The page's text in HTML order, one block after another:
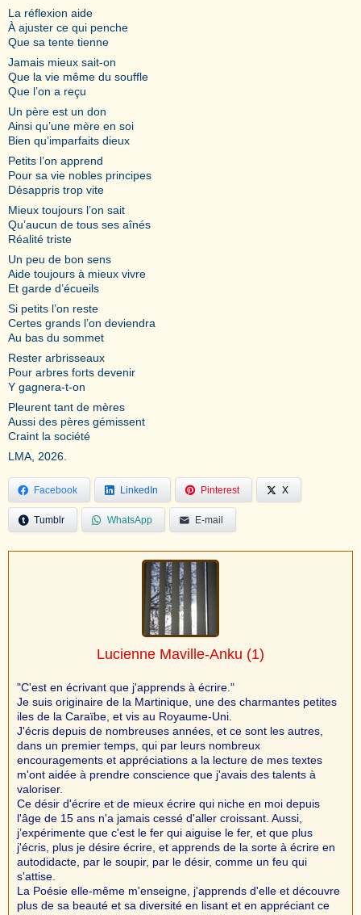
La réflexion aide
À ajuster ce qui penche
Que sa tente tienne
Jamais mieux sait-on
Que la vie même du souffle
Que l’on a reçu
Un père est un don
Ainsi qu’une mère en soi
Bien qu’imparfaits dieux
Petits l’on apprend
Pour sa vie nobles principes
Désappris trop vite
Mieux toujours l’on sait
Qu’aucun de tous ses aînés
Réalité triste
Un peu de bon sens
Aide toujours à mieux vivre
Et garde d’écueils
Si petits l’on reste
Certes grands l’on deviendra
Au bas du sommet
Rester arbrisseaux
Pour arbres forts devenir
Y gagnera-t-on
Pleurent tant de mères
Aussi des pères gémissent
Craint la société
LMA, 2026.
Facebook LinkedIn Pinterest X
Tumblr WhatsApp E-mail
Lucienne Maville-Anku (1)
"C'est en écrivant que j'apprends à écrire."
Je suis originaire de la Martinique, une des charmantes petites
iles de la Caraïbe, et vis au Royaume-Uni.
J'écris depuis de nombreuses années, et ce sont les autres,
dans un premier temps, qui par leurs nombreux
encouragements et appréciations a la lecture de mes textes
m'ont aidée à prendre conscience que j'avais des talents à
valoriser.
Ce désir d'écrire et de mieux écrire qui niche en moi depuis
l'âge de 15 ans n'a jamais cessé d'aller croissant. Aussi,
j’expérimente que c'est le fer qui aiguise le fer, et que plus
j'écris, plus je désire écrire, et apprends de la sorte à écrire en
autodidacte, par le soupir, par le désir, comme un feu qui
s'attise.
La Poésie elle-même m'enseigne, j'apprends d'elle et découvre
plus de sa beauté et sa diversité en lisant et en appréciant ce